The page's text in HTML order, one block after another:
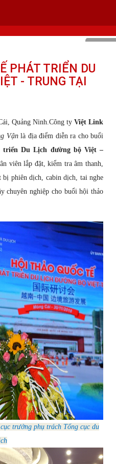
.0983.686.183 / Tel : +84 243 785 8551
/ sales@vietlinktour.com
/ http://vietlinkevent.com
PHÁT TRIỂN DU
- TRUNG TẠI
Quảng Ninh.Công tyViệt Link
Vậnlà địa điểm diễn ra cho buổi
Du Lịch đường bộ Việt –
viên lắp đặt, kiểm tra âm thanh,
bị phiên dịch, cabin dịch, tai nghe
chuyên nghiệp cho buổi hội thảo